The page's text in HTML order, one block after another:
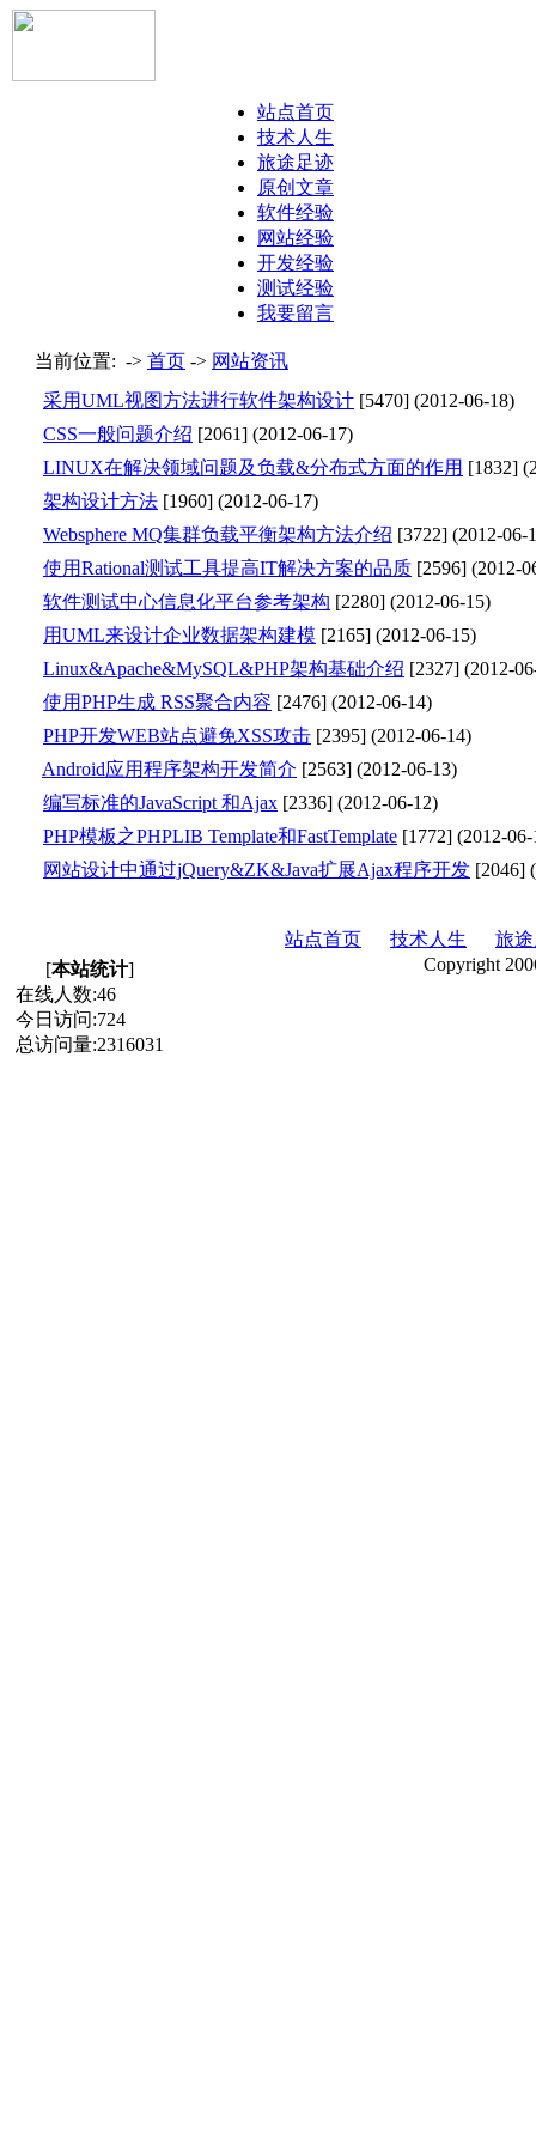
站点首页
技术人生
旅途足迹
原创文章
软件经验
网站经验
开发经验
测试经验
我要留言
当前位置: -> 首页 -> 网站资讯
采用UML视图方法进行软件架构设计 [5470] (2012-06-18)
CSS一般问题介绍 [2061] (2012-06-17)
LINUX在解决领域问题及负载&分布式方面的作用 [1832] (
架构设计方法 [1960] (2012-06-17)
Websphere MQ集群负载平衡架构方法介绍 [3722] (2012-06-
使用Rational测试工具提高IT解决方案的品质 [2596] (2012-
软件测试中心信息化平台参考架构 [2280] (2012-06-15)
用UML来设计企业数据架构建模 [2165] (2012-06-15)
Linux&Apache&MySQL&PHP架构基础介绍 [2327] (2012-
使用PHP生成 RSS聚合内容 [2476] (2012-06-14)
PHP开发WEB站点避免XSS攻击 [2395] (2012-06-14)
Android应用程序架构开发简介 [2563] (2012-06-13)
编写标准的JavaScript 和Ajax [2336] (2012-06-12)
PHP模板之PHPLIB Template和FastTemplate [1772] (2012-06-
网站设计中通过jQuery&ZK&Java扩展Ajax程序开发 [2046] (
站点首页 技术人生
旅
[本站统计]
在线人数:46
今日访问:724
总访问量:2316031
Copyright